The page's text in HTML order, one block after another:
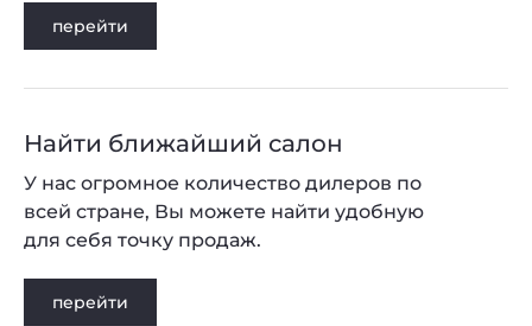
перейти
Найти ближайший салон
перейти
У нас огромное количество дилеров по
всей стране, Вы можете найти удобную
для себя точку продаж.